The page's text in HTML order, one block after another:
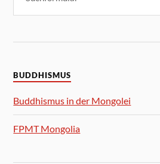
BUDDHISMUS
Buddhismus in der Mongolei
FPMT Mongolia